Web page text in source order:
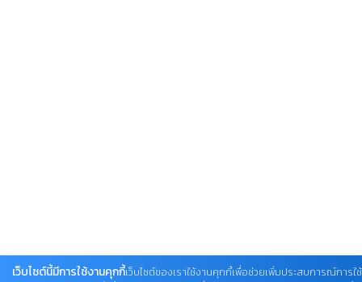
เว็บไซต์นี้มีการใช้งานคุกกี้เว็บไซต์ของเราใช้งานคุกกี้เพื่อช่วยเพิ่มประสบการณ์การใ